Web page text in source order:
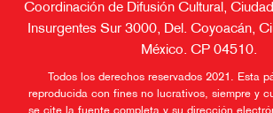
Coordinación de Difusión Cultural,
Insurgentes Sur 3000, Del. Coyoacán,
México. CP 04510.
Todos los derechos reservados 2021. Esta
reproducida con fines no lucrativos, siempre y